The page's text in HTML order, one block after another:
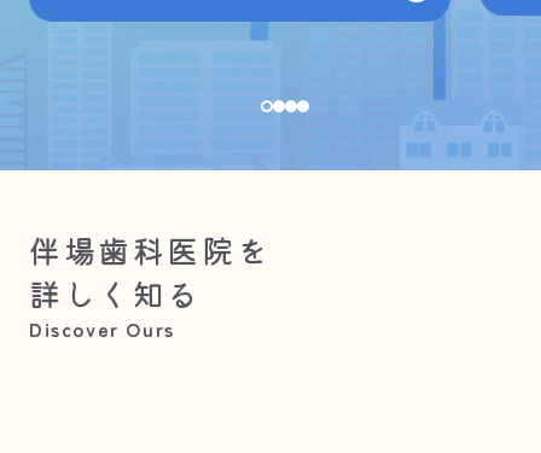
伴場歯科医院を
詳しく知る
Discover Ours